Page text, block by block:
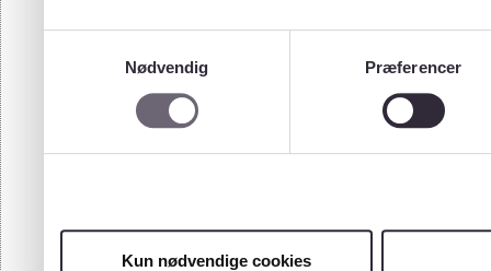
Nødvendig
Præferencer
Kun nødvendige cookies
97
100